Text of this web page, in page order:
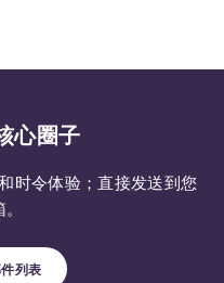
心圈子
时令体验；直接发送到您
列表